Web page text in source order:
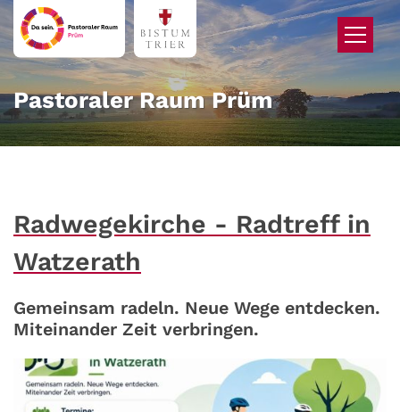
Zum Inhalt springen
Pastoraler Raum Prüm
Radwegekirche - Radtreff in
Watzerath
Gemeinsam radeln. Neue Wege entdecken.
Miteinander Zeit verbringen.